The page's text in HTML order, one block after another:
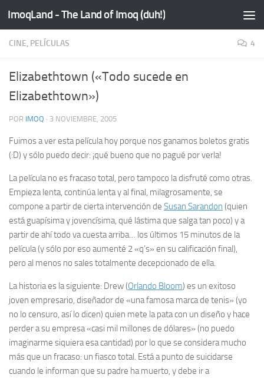
Saltar al contenido
ImoqLand - The Land of Imoq (duh!)
CINE, PELÍCULAS 4
Elizabethtown («Todo sucede en
Elizabethtown»)
POR IMOQ · 3 NOVIEMBRE, 2005
Fuimos a ver esta película hoy porque nos ganamos boletos gratis
(:D) y sólo puedo decir: ¡qué bueno que no pagué por verla!
La película no es fracaso total, pero tampoco la disfruté como otras.
Empieza lenta, continúa lenta y al final, milagrosamente, se
compone a partir de cierta intervención de Susan Sarandon (quien
está guapísima y jovencísima, qué lástima que salga tan poco) y a
partir de ahí todo va cuesta arriba… los últimos 15 minutos de la
película (y sólo por eso aumenté 2 «q’s» en su calificación final),
pero al menos no sales totalmente decepcionado de ella.
La historia es la siguiente: Drew (Orlando Bloom) es un exitoso
joven empresario, diseñador de «una famosa marca de tenis» (yo
no lo censuro, así lo dicen) quien mete la pata con un diseño y hace
perder a su empresa «casi mil millones de dólares» (no puedo
imaginarme siquiera esa cantidad) por lo que se considera mucho
más que un fracaso: un fiasco total. Está a punto de suicidarse
cuando le informan que su padre ha muerto, y debe ir a